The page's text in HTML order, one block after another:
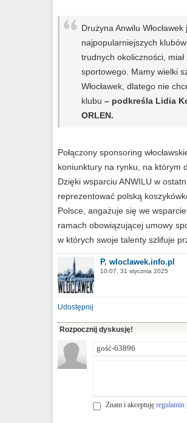
Drużyna Anwilu
najpopularniejszych
trudnych okoliczności,
sportowego. Mamy wielki
Włocławek, dlatego nie
klubu – podkreśla Lidia
ORLEN.
Połączony sponsoring
koniunktury na rynku, na którym
Dzięki wsparciu ANWILU w
reprezentować polską
Polsce, angażuje się we
ramach obowiązującej umowy
w których swoje talenty szlifuje
P. wloclawek.info.pl
10:07, 31 stycznia 2025
Udostępnij
Rozpocznij dyskusję!
Znam i akceptuję regulamin